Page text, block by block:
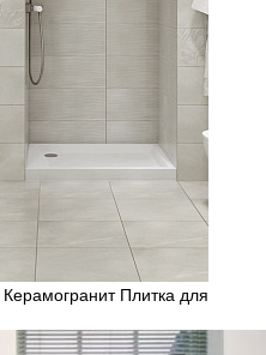
Керамогранит Плитка для